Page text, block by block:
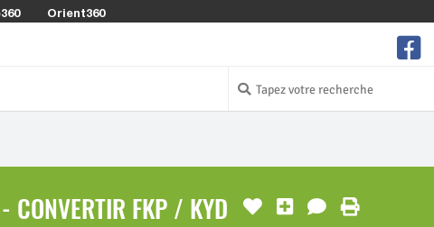
Orient360
CONVERTIR FKP / KYD